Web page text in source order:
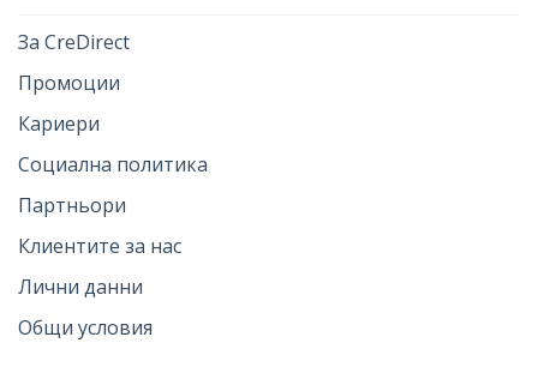
За CreDirect
Промоции
Кариери
Социална политика
Партньори
Клиентите за нас
Лични данни
Общи условия